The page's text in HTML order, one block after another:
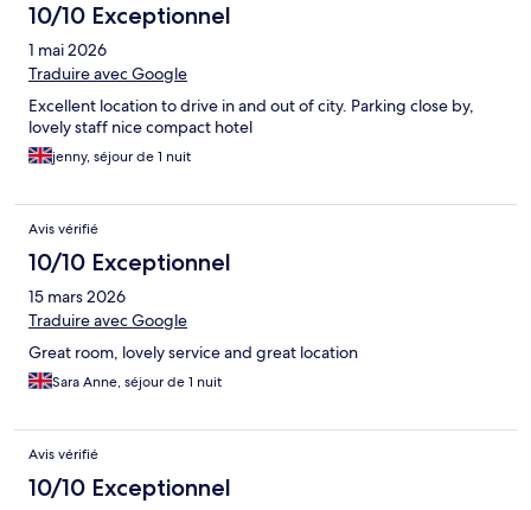
10/10 Exceptionnel
1 mai 2026
Traduire avec Google
Excellent location to drive in and out of city. Parking close by,
lovely staff nice compact hotel
jenny, séjour de 1 nuit
Avis vérifié
10/10 Exceptionnel
15 mars 2026
Traduire avec Google
Great room, lovely service and great location
Sara Anne, séjour de 1 nuit
Avis vérifié
10/10 Exceptionnel